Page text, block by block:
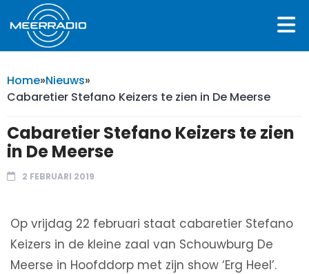
Home»Nieuws»
Cabaretier Stefano Keizers te zien in De Meerse
Cabaretier Stefano Keizers te zien
in De Meerse
2 FEBRUARI 2019
Op vrijdag 22 februari staat cabaretier Stefano
Keizers in de kleine zaal van Schouwburg De
Meerse in Hoofddorp met zijn show ‘Erg Heel’.